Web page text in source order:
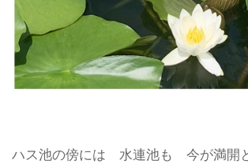
ハス池の傍には 水連池も 今が満開